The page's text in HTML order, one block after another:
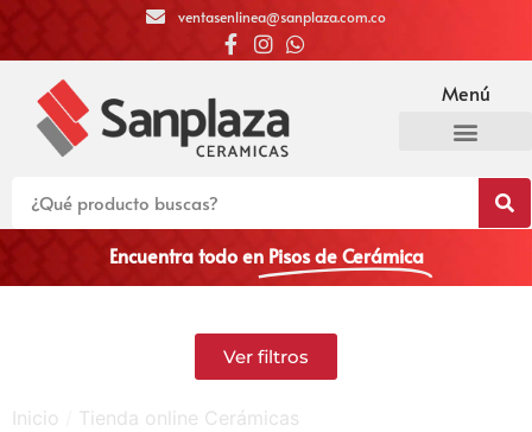
ventasenlinea@sanplaza.com.co
Menú
Encuentra todo en Pisos de Cerámica
Ver filtros
Inicio
Tienda online Cerámicas